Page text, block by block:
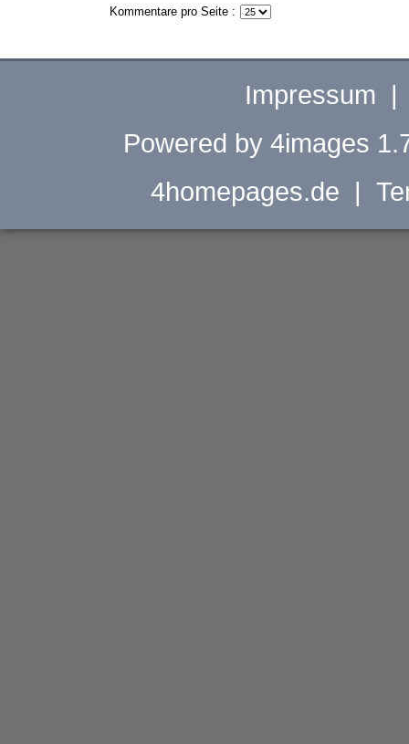
Kommentare pro Seite :
Impressum
Powered by 4images
4homepages.de |